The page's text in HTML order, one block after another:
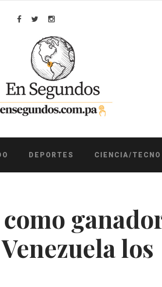
Facebook
TwitterInstagram
DEPORTES CIENCIA/TECNO
los